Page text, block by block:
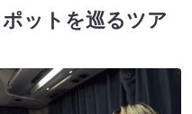
ットを巡るツア